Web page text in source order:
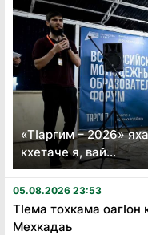
«Тӏаргим – 2026»
кхетаче я, вай...
05.08.2026 23:53
Тӏема тохкама
Мехкадаь